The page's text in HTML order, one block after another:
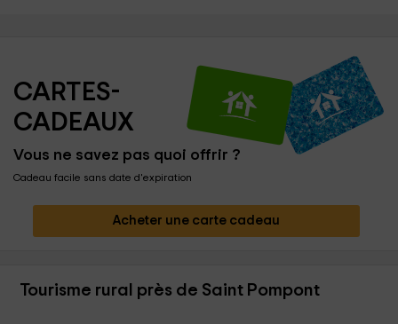
CARTES-
CADEAUX
Vous ne savez pas quoi offrir ?
Cadeau facile sans date d'expiration
Acheter une carte cadeau
Tourisme rural près de Saint Pompont